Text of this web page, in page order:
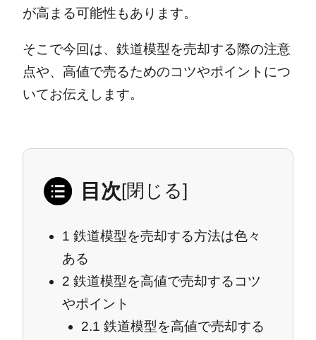
が高まる可能性もあります。
そこで今回は、鉄道模型を売却する際の注意
点や、高値で売るためのコツやポイントにつ
いてお伝えします。
目次[閉じる]
1 鉄道模型を売却する方法は色々
ある
2 鉄道模型を高値で売却するコツ
やポイント
2.1 鉄道模型を高値で売却する